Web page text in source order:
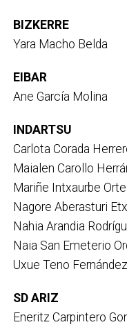
BIZKERRE
Yara Macho Belda
EIBAR
Ane García Molina
INDARTSU
Carlota Corada
Maialen Carollo
Mariñe Intxaurbe
Nagore Aberasturi
Nahia Arandia
Naia San Emeterio
Uxue Teno Fernández
SD ARIZ
Eneritz Carpintero